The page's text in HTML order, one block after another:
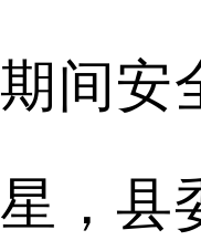
期间安
星，县